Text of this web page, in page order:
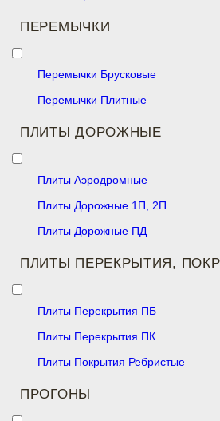
ПЕРЕМЫЧКИ
Перемычки Брусковые
Перемычки Плитные
ПЛИТЫ ДОРОЖНЫЕ
Плиты Аэродромные
Плиты Дорожные 1П, 2П
Плиты Дорожные ПД
ПЛИТЫ ПЕРЕКРЫТИЯ,
Плиты Перекрытия ПБ
Плиты Перекрытия ПК
Плиты Покрытия Ребристые
ПРОГОНЫ